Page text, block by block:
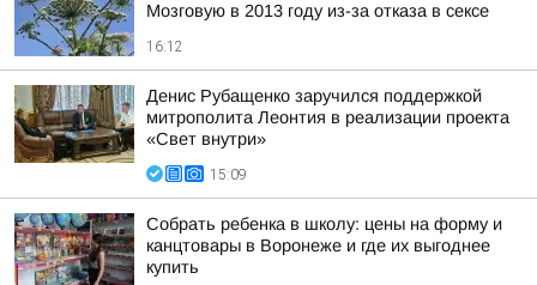
Мозговую в 2013 году из-за отказа в сексе
16:12
Денис Рубащенко заручился поддержкой
митрополита Леонтия в реализации проекта
«Свет внутри»
15:09
Собрать ребенка в школу: цены на форму и
канцтовары в Воронеже и где их выгоднее
купить